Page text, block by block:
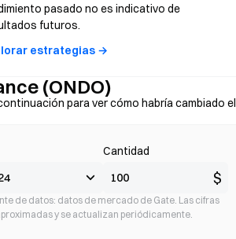
pasado no es indicativo de
futuros.
estrategias →
(ONDO)
para ver cómo habría cambiado el
Cantidad
$
de datos: datos de mercado de Gate. Las cifras
y se actualizan periódicamente.